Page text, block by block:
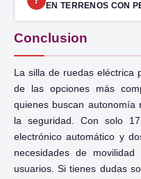
EN TERRENOS CON
Conclusion
La silla de ruedas eléctrica
de las opciones más
quienes buscan
la seguridad. Con solo
electrónico automático y
necesidades de
usuarios. Si tienes dudas